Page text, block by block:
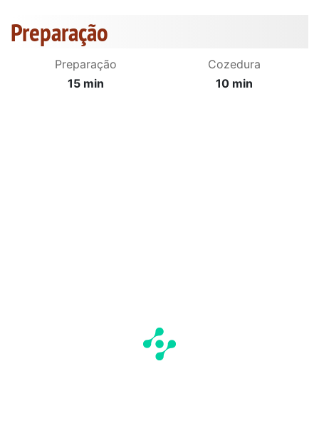
Preparação
Preparação
15 min
Cozedura
10 min